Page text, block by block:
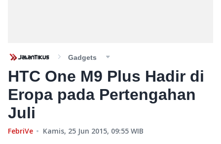
Gadgets
HTC One M9 Plus Hadir di
Eropa pada Pertengahan
Juli
FebriVe Kamis, 25 Jun 2015, 09:55 WIB